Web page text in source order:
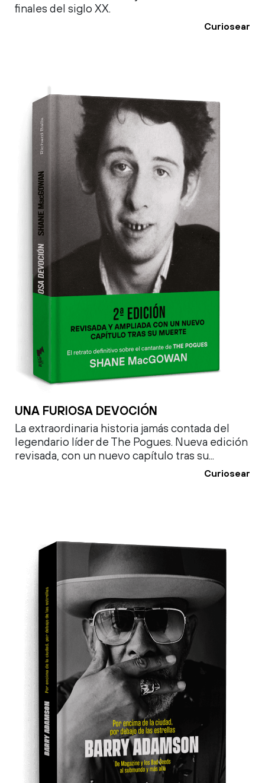
finales del siglo XX.
Curiosear
UNA FURIOSA DEVOCIÓN
La extraordinaria historia jamás contada del
legendario líder de The Pogues. Nueva edición
revisada, con un nuevo capítulo tras su...
Curiosear